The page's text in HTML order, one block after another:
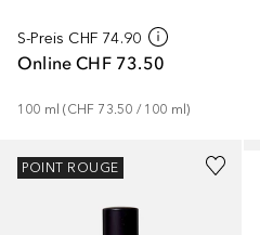
S-Preis CHF 74.90
Online CHF 73.50
100 ml (CHF 73.50 / 100 ml)
POINT ROUGE